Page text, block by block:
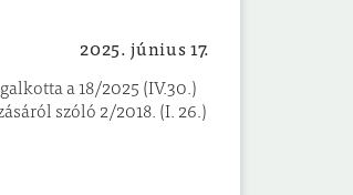
Közlekedés
2025. június 17.
a 18/2025 (IV.30.)
szóló 2/2018. (I. 26.)